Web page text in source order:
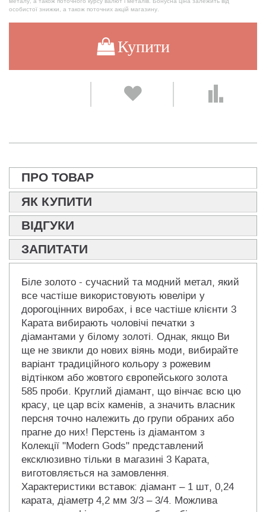
особистої знижки, а також поточних акцій магазину.
Купити
ПРО ТОВАР
ЯК КУПИТИ
ВІДГУКИ
ЗАПИТАТИ
Біле золото - сучасний та модний метал, який
все частіше використовують ювеліри у
дорогоцінних виробах, і все частіше клієнти 3
Карата вибирають чоловічі печатки з
діамантами у білому золоті. Однак, якщо Ви
ще не звикли до нових віянь моди, вибирайте
варіант традиційного кольору з рожевим
відтінком або жовтого європейського золота
585 проби. Круглий діамант, що вінчає всю цю
красу, це цар всіх каменів, а значить власник
персня точно належить до групи обраних або
прагне до них! Перстень із діамантом з
Колекції "Modern Gods" представлений
ексклюзивно тільки в магазині 3 Карата,
виготовляється на замовлення.
Характеристики вставок: діамант – 1 шт, 0,24
карата, діаметр 4,2 мм 3/3 – 3/4. Можлива